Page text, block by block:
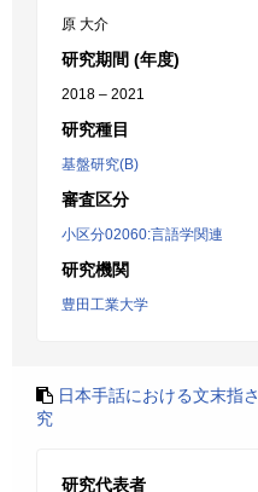
原 大介
研究期間 (年度)
2018 – 2021
研究種目
基盤研究(B)
審査区分
小区分02060:言語学関連
研究機関
豊田工業大学
日本手話における文末指
究
研究代表者